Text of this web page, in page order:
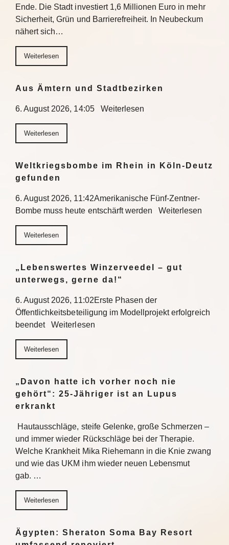
Ende. Die Stadt investiert 1,6 Millionen Euro in mehr
Sicherheit, Grün und Barrierefreiheit. In Neubeckum
nähert sich…
Weiterlesen
Aus Ämtern und Stadtbezirken
6. August 2026, 14:05 Weiterlesen
Weiterlesen
Weltkriegsbombe im Rhein in Köln-Deutz
gefunden
6. August 2026, 11:42Amerikanische Fünf-Zentner-
Bombe muss heute entschärft werden Weiterlesen
Weiterlesen
„Lebenswertes Winzerveedel – gut
unterwegs, gerne da!“
6. August 2026, 11:02Erste Phasen der
Öffentlichkeitsbeteiligung im Modellprojekt erfolgreich
beendet Weiterlesen
Weiterlesen
„Davon hatte ich vorher noch nie
gehört“: 25-Jähriger ist an Lupus
erkrankt
Hautausschläge, steife Gelenke, große Schmerzen –
und immer wieder Rückschläge bei der Therapie.
Welche Krankheit Mika Riehemann in die Knie zwang
und wie das UKM ihm wieder neuen Lebensmut
gab. …
Weiterlesen
Ägypten: Sheraton Soma Bay Resort